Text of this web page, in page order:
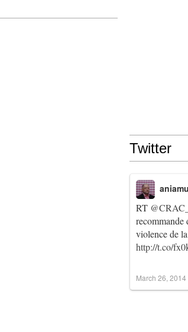
Twitter
RT
recommande
violence de
http://t.co/
March 26, 2014